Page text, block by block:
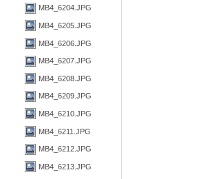
MB4_6204.JPG
MB4_6205.JPG
MB4_6206.JPG
MB4_6207.JPG
MB4_6208.JPG
MB4_6209.JPG
MB4_6210.JPG
MB4_6211.JPG
MB4_6212.JPG
MB4_6213.JPG